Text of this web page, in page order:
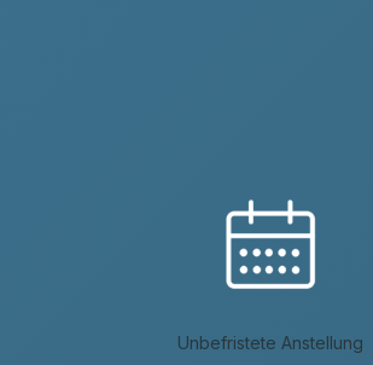
Unbefristete Anstellung